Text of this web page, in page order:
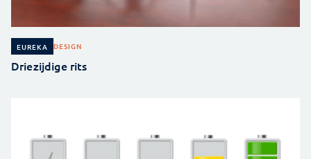
EUREKA DESIGN
Driezijdige rits